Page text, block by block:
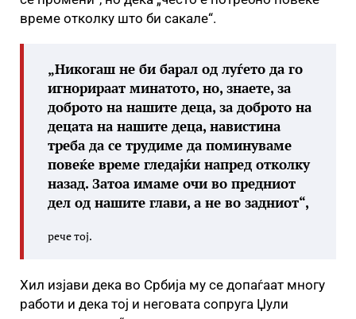
време отколку што би сакале“.
„Никогаш не би барал од луѓето да го
игнорираат минатото, но, знаете, за
доброто на нашите деца, за доброто на
децата на нашите деца, навистина
треба да се трудиме да поминуваме
повеќе време гледајќи напред отколку
назад. Затоа имаме очи во предниот
дел од нашите глави, а не во задниот“,
рече тој.
Хил изјави дека во Србија му се допаѓаат многу
работи и дека тој и неговата сопруга Џули